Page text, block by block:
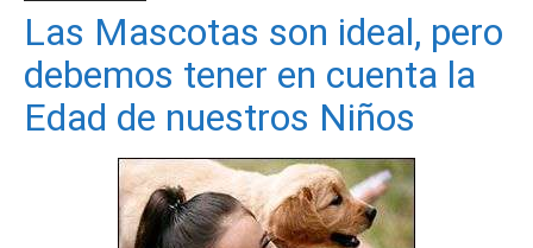
Perros
–
Razas
Las Mascotas son ideal, pero
debemos tener en cuenta la
Edad de nuestros Niños